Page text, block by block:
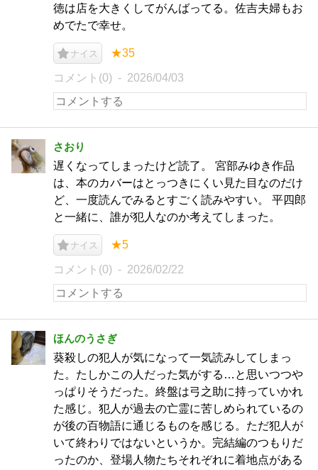
徳は店を大きくしてがんばってる。佐吉夫婦もお
めでたで幸せ。
ナイス ★35
コメント(0) 2026/04/03
さおり
遅くなってしまったけど読了。 宮部みゆき作品
は、本のカバーはとっつきにくい見た目なのだけ
ど、一度読んでみるとすごく読みやすい。 平四郎
と一緒に、誰が犯人なのか考えてしまった。
ナイス ★5
コメント(0) 2026/02/22
ほんのうさぎ
葵殺しの犯人が気になって一気読みしてしまっ
た。たしかこの人だった気がする…と思いつつや
っぱりそうだった。終盤は弓之助に持っていかれ
た感じ。犯人が過去の亡霊に苦しめられているの
が後の百物語に通じるものを感じる。ただ犯人が
いて終わりではないというか。完結編のつもりだ
ったのか、登場人物たちそれぞれに着地点がある